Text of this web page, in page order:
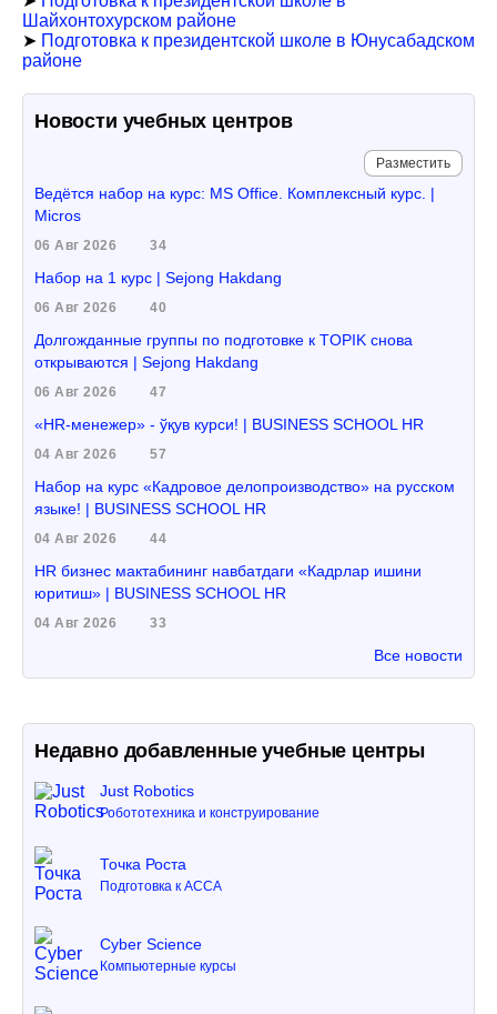
Шайхонтохурском районе
➤ Подготовка к президентской школе в Юнусабадском
районе
Новости учебных центров
Разместить
Ведётся набор на курс: MS Office. Комплексный курс. |
Micros
06 Авг 2026 34
Набор на 1 курс | Sejong Hakdang
06 Авг 2026 40
Долгожданные группы по подготовке к TOPIK снова
открываются | Sejong Hakdang
06 Авг 2026 47
«HR-менежер» - ўқув курси! | BUSINESS SCHOOL HR
04 Авг 2026 57
Набор на курс «Кадровое делопроизводство» на русском
языке! | BUSINESS SCHOOL HR
04 Авг 2026 44
HR бизнес мактабининг навбатдаги «Кадрлар ишини
юритиш» | BUSINESS SCHOOL HR
04 Авг 2026 33
Все новости
Недавно добавленные учебные центры
Just Robotics
Робототехника и конструирование
Точка Роста
Подготовка к ACCA
Cyber Science
Компьютерные курсы